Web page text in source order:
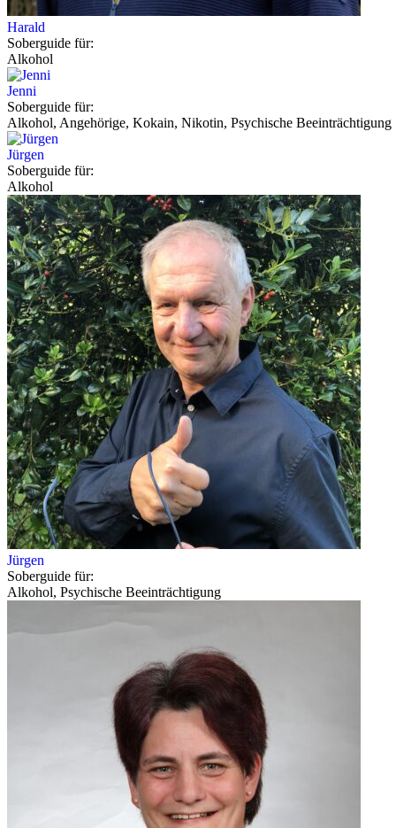
Harald
Soberguide für:
Alkohol
Jenni
Soberguide für:
Alkohol, Angehörige, Kokain, Nikotin, Psychische Beeinträchtigung
Jürgen
Soberguide für:
Alkohol
Jürgen
Soberguide für:
Alkohol, Psychische Beeinträchtigung